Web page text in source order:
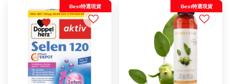
Best特選現貨 Best特選現貨